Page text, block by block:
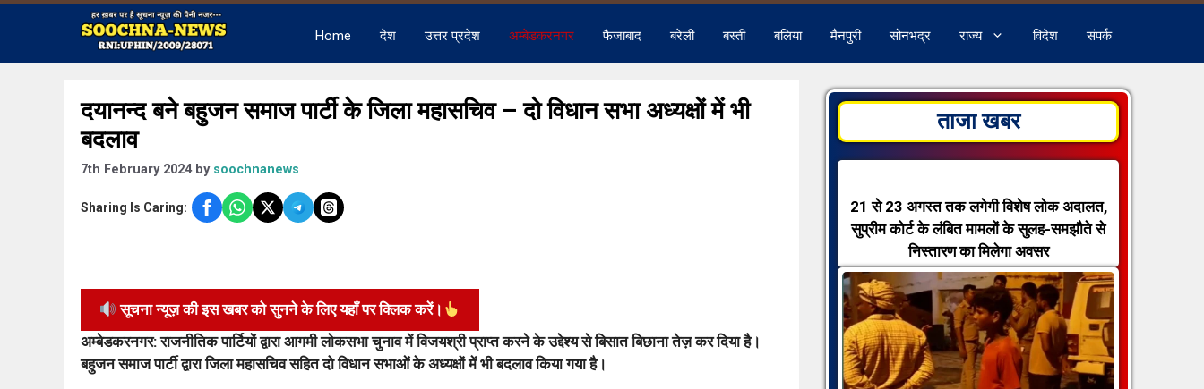
Skip
Home देश उत्तर प्रदेश अम्बेडकरनगर फैजाबाद बरेली बस्ती बलिया मैनपुरी सोनभद्र राज्य विदेश संपर्क
दयानन्द बने बहुजन समाज पार्टी के जिला महासचिव – दो विधान सभा अध्यक्षों में भी
बदलाव
7th February 2024 by soochnanews
Sharing Is Caring:
सूचना न्यूज़ की इस खबर को सुनने के लिए यहाँ पर क्लिक करें।
अम्बेडकरनगर: राजनीतिक पार्टियों द्वारा आगमी लोकसभा चुनाव में विजयश्री प्राप्त करने के उद्देश्य से बिसात बिछाना तेज़ कर दिया है।
बहुजन समाज पार्टी द्वारा जिला महासचिव सहित दो विधान सभाओं के अध्यक्षों में भी बदलाव किया गया है।
ताजा खबर
21 से 23 अगस्त तक लगेगी विशेष लोक अदालत,
सुप्रीम कोर्ट के लंबित मामलों के सुलह-समझौते से
निस्तारण का मिलेगा अवसर